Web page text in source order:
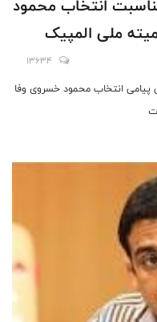
انتخاب محمود
ملی المپیک
13634
پیامی انتخاب محمود خسروی وفا